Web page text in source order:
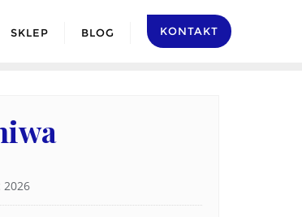
SKLEP BLOG KONTAKT
2026